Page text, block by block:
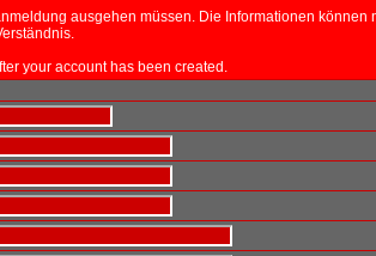
ausgehen müssen. Die Informationen
your account has been created.